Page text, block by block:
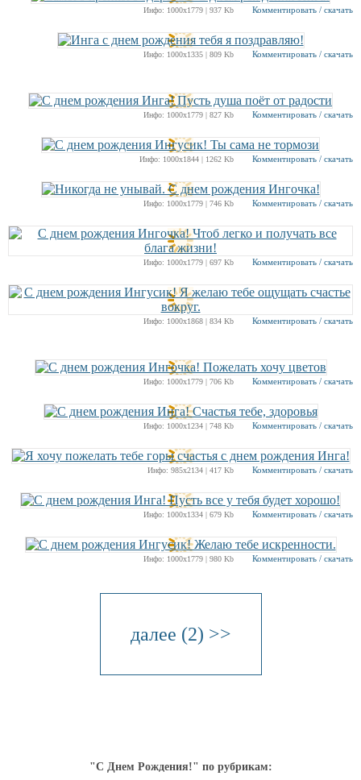
Инфо: 1000х1779 | 937 Kb Комментировать / скачать
Инфо: 1000х1335 | 809 Kb Комментировать / скачать
Инфо: 1000х1779 | 827 Kb Комментировать / скачать
Инфо: 1000х1844 | 1262 Kb Комментировать / скачать
Инфо: 1000х1779 | 746 Kb Комментировать / скачать
Инфо: 1000х1779 | 697 Kb Комментировать / скачать
Инфо: 1000х1868 | 834 Kb Комментировать / скачать
Инфо: 1000х1779 | 706 Kb Комментировать / скачать
Инфо: 1000х1234 | 748 Kb Комментировать / скачать
Инфо: 985х2134 | 417 Kb Комментировать / скачать
Инфо: 1000х1334 | 679 Kb Комментировать / скачать
Инфо: 1000х1779 | 980 Kb Комментировать / скачать
далее (2) >>
"С Днем Рождения!" по рубрикам: